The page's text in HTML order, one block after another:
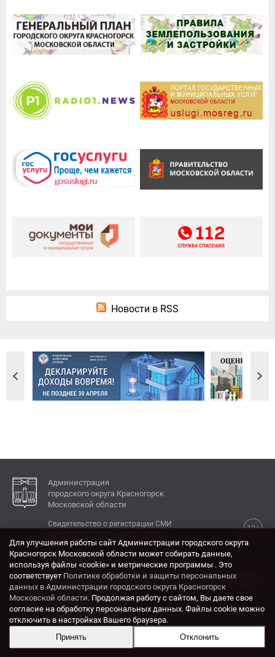
Новости в RSS
Администрация
городского округа Красногорск
Московской области
12+
Свидетельство о регистрации СМИ
КОНТАКТЫ
Адрес: 143404, Московская область, г. Красногорск,
ул. Ленина, дом 4.
Электронная почта:
krasrn@mosreg.ru
Разработка и поддержка сайта ADN
Для улучшения работы сайт Администрации городского округа
Красногорск Московской области может собирать данные,
используя файлы «cookie» и метрические программы . Это
соответствует Политике обработки и защиты персональных
данных в Администрации городского округа Красногорск
Московской области. Продолжая работу с сайтом, Вы даете свое
согласие на обработку персональных данных. Файлы cookie можно
отключить в настройках Вашего браузера.
Принять
Отклонить